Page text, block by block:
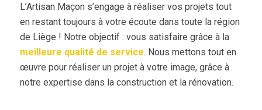
L’Artisan Maçon s’engage à réaliser vos projets tout
en restant toujours à votre écoute dans toute la région
de Liège ! Notre objectif : vous satisfaire grâce à la
meilleure qualité de service. Nous mettons tout en
œuvre pour réaliser un projet à votre image, grâce à
notre expertise dans la construction et la rénovation.